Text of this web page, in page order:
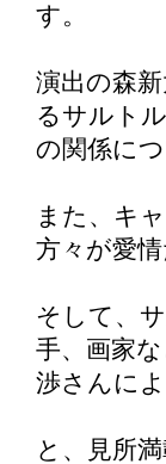
す。
演出の森
るサルト
の関係に
また、キ
方々が愛
そして、
手、画家
渉さんに
と、見所